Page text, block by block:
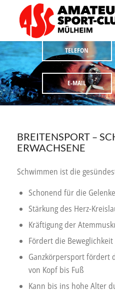
Schwimmen ist die
treiben.
TELEFON
E-MAIL
BREITENSPORT –
ERWACHSENE
Schwimmen ist die
Schonend für die Gelenke
Stärkung des Herz-
Kräftigung der
Fördert die Beweglichkeit
Ganzkörpersport fördert
von Kopf bis Fuß
Kann bis ins hohe Alter